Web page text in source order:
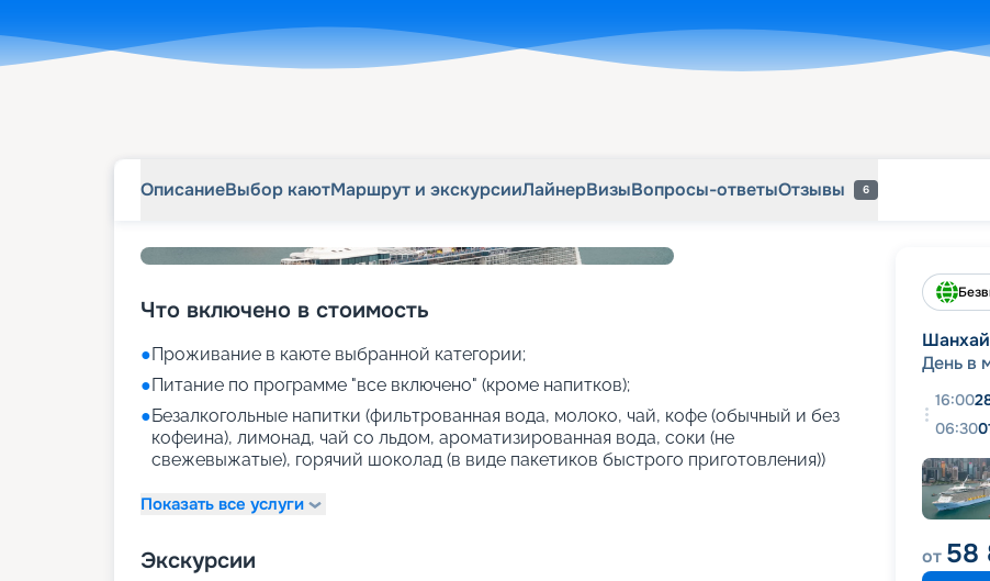
ОписаниеВыбор каютМаршрут и экскурсииЛайнерВизыВопросы-ответыОтзывы 6
Что включено в стоимость
●Проживание в каюте выбранной категории;
●Питание по программе "все включено" (кроме напитков);
●Безалкогольные напитки (фильтрованная вода, молоко, чай, кофе (обычный и без
кофеина), лимонад, чай со льдом, ароматизированная вода, соки (не
свежевыжатые), горячий шоколад (в виде пакетиков быстрого приготовления))
Показать все услуги
Экскурсии
Шанхай
День в
16:00
06:30
от 58